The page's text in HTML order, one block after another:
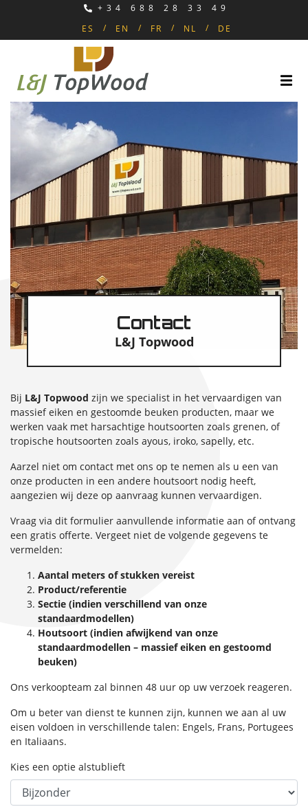
+34 688 28 33 49
ES
EN FR NL DE
Contact
L&J Topwood
Bij L&J Topwood zijn we specialist in het vervaardigen van
massief eiken en gestoomde beuken producten, maar we
werken vaak met harsachtige houtsoorten zoals grenen, of
tropische houtsoorten zoals ayous, iroko, sapelly, etc.
Aarzel niet om contact met ons op te nemen als u een van
onze producten in een andere houtsoort nodig heeft,
aangezien wij deze op aanvraag kunnen vervaardigen.
Vraag via dit formulier aanvullende informatie aan of ontvang
een gratis offerte. Vergeet niet de volgende gegevens te
vermelden:
Aantal meters of stukken vereist
Product/referentie
Sectie (indien verschillend van onze
standaardmodellen)
Houtsoort (indien afwijkend van onze
standaardmodellen – massief eiken en gestoomd
beuken)
Ons verkoopteam zal binnen 48 uur op uw verzoek reageren.
Om u beter van dienst te kunnen zijn, kunnen we aan al uw
eisen voldoen in verschillende talen: Engels, Frans, Portugees
en Italiaans.
Kies een optie alstublieft